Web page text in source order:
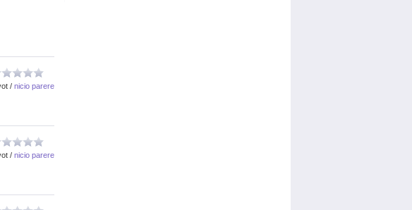
/ nicio parere
/ nicio parere